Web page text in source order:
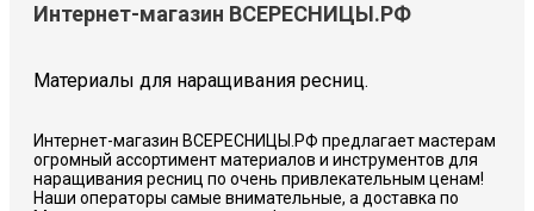
Интернет-магазин ВСЕРЕСНИЦЫ.РФ
Материалы для наращивания ресниц.
Интернет-магазин ВСЕРЕСНИЦЫ.РФ предлагает мастерам
огромный ассортимент материалов и инструментов для
наращивания ресниц по очень привлекательным ценам!
Наши операторы самые внимательные, а доставка по